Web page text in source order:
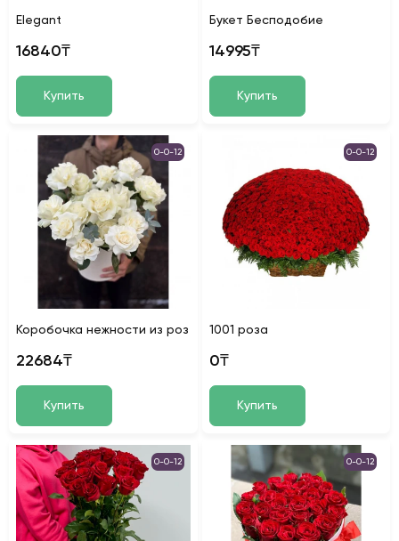
Elegant
16840₸
Купить
Букет Бесподобие
14995₸
Купить
0-0-12
Коробочка нежности из роз
22684₸
Купить
0-0-12
1001 роза
0₸
Купить
0-0-12 0-0-12